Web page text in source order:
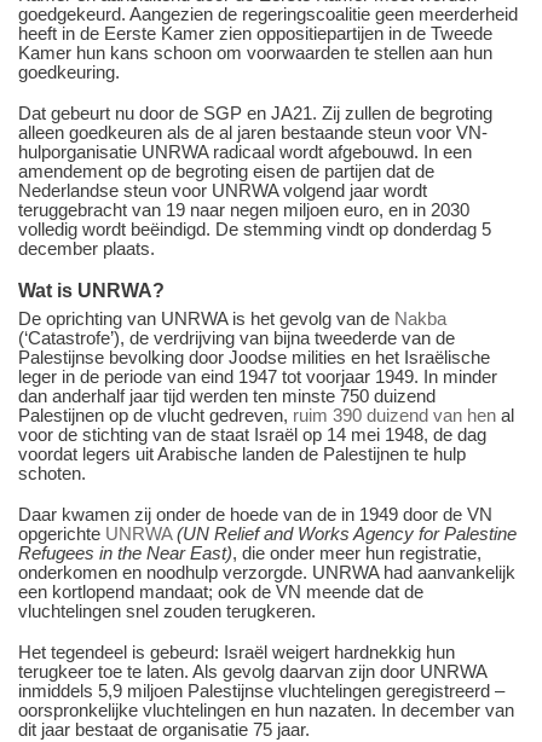
goedgekeurd. Aangezien de regeringscoalitie geen meerderheid
heeft in de Eerste Kamer zien oppositiepartijen in de Tweede
Kamer hun kans schoon om voorwaarden te stellen aan hun
goedkeuring.
Dat gebeurt nu door de SGP en JA21. Zij zullen de begroting
alleen goedkeuren als de al jaren bestaande steun voor VN-
hulporganisatie UNRWA radicaal wordt afgebouwd. In een
amendement op de begroting eisen de partijen dat de
Nederlandse steun voor UNRWA volgend jaar wordt
teruggebracht van 19 naar negen miljoen euro, en in 2030
volledig wordt beëindigd. De stemming vindt op donderdag 5
december plaats.
Wat is UNRWA?
De oprichting van UNRWA is het gevolg van de Nakba
(‘Catastrofe’), de verdrijving van bijna tweederde van de
Palestijnse bevolking door Joodse milities en het Israëlische
leger in de periode van eind 1947 tot voorjaar 1949. In minder
dan anderhalf jaar tijd werden ten minste 750 duizend
Palestijnen op de vlucht gedreven, ruim 390 duizend van hen al
voor de stichting van de staat Israël op 14 mei 1948, de dag
voordat legers uit Arabische landen de Palestijnen te hulp
schoten.
Daar kwamen zij onder de hoede van de in 1949 door de VN
opgerichte UNRWA (UN Relief and Works Agency for Palestine
Refugees in the Near East), die onder meer hun registratie,
onderkomen en noodhulp verzorgde. UNRWA had aanvankelijk
een kortlopend mandaat; ook de VN meende dat de
vluchtelingen snel zouden terugkeren.
Het tegendeel is gebeurd: Israël weigert hardnekkig hun
terugkeer toe te laten. Als gevolg daarvan zijn door UNRWA
inmiddels 5,9 miljoen Palestijnse vluchtelingen geregistreerd –
oorspronkelijke vluchtelingen en hun nazaten. In december van
dit jaar bestaat de organisatie 75 jaar.